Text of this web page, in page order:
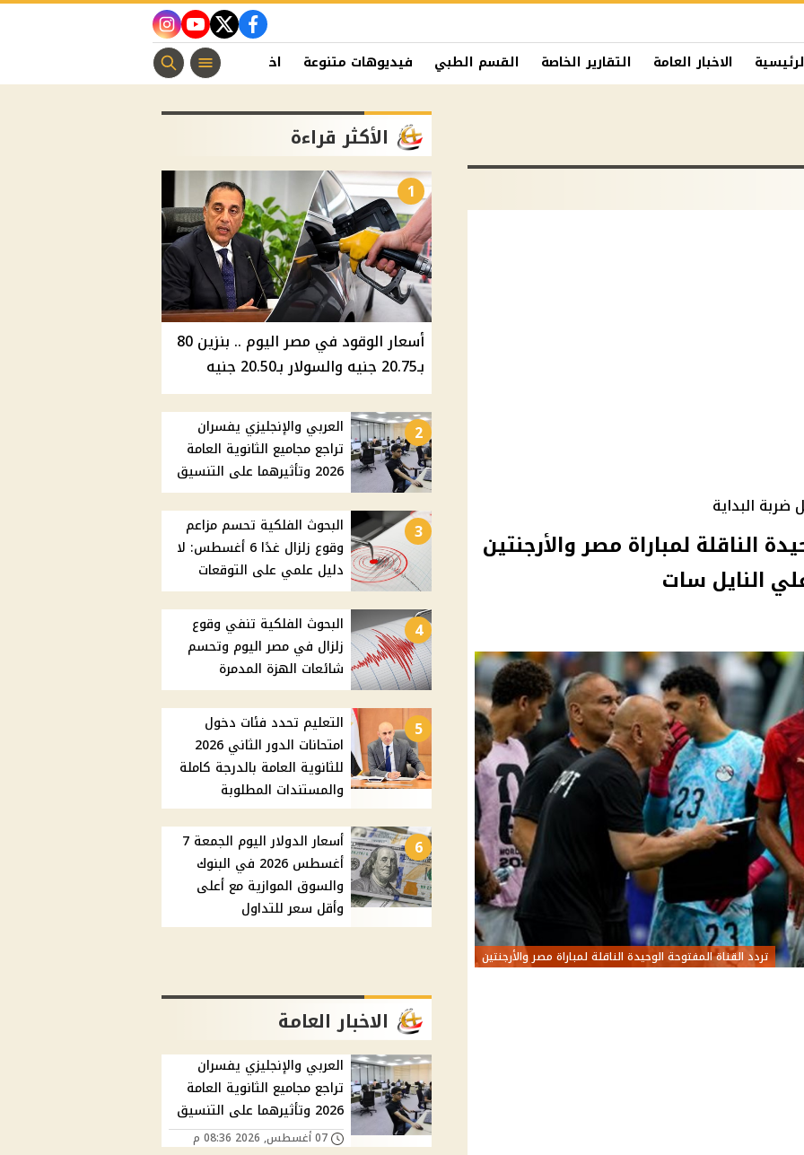
facebook
twitter
youtube
instagram
الاخبار العامة التقارير الخاصة القسم الطبي فيديوهات متنوعة اخبار الفن منوعات مسيحية
البداية
الناقلة لمباراة مصر والأرجنتين
تردد القناة المفتوحة الوحيدة الناقلة لمباراة مصر والأرجنتين
الأكثر قراءة
1
أسعار الوقود في مصر اليوم .. بنزين 80
بـ20.75 جنيه والسولار بـ20.50 جنيه
2
العربي والإنجليزي يفسران
تراجع مجاميع الثانوية العامة
2026 وتأثيرهما على التنسيق
3
البحوث الفلكية تحسم مزاعم
وقوع زلزال غدًا 6 أغسطس: لا
دليل علمي على التوقعات
4
البحوث الفلكية تنفي وقوع
زلزال في مصر اليوم وتحسم
شائعات الهزة المدمرة
5
التعليم تحدد فئات دخول
امتحانات الدور الثاني 2026
للثانوية العامة بالدرجة كاملة
والمستندات المطلوبة
6
أسعار الدولار اليوم الجمعة 7
أغسطس 2026 في البنوك
والسوق الموازية مع أعلى
وأقل سعر للتداول
الاخبار العامة
العربي والإنجليزي يفسران
تراجع مجاميع الثانوية العامة
2026 وتأثيرهما على التنسيق
07 أغسطس, 2026 08:36 م